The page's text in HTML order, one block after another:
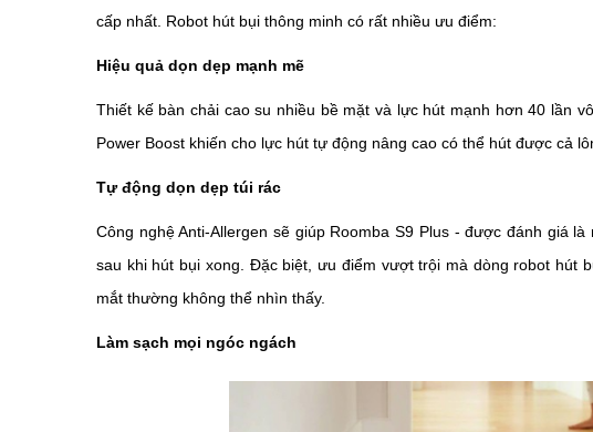
cấp nhất. Robot hút bụi thông minh có rất nhiều ưu điểm:
Hiệu quả dọn dẹp mạnh mẽ
Thiết kế bàn chải cao su nhiều bề mặt và lực hút mạnh hơn 40 lần
Power Boost khiến cho lực hút tự động nâng cao có thể hút được cả
Tự động dọn dẹp túi rác
Công nghệ Anti-Allergen sẽ giúp Roomba S9 Plus - được đánh giá
sau khi hút bụi xong. Đặc biệt, ưu điểm vượt trội mà dòng robot hút
mắt thường không thể nhìn thấy.
Làm sạch mọi ngóc ngách